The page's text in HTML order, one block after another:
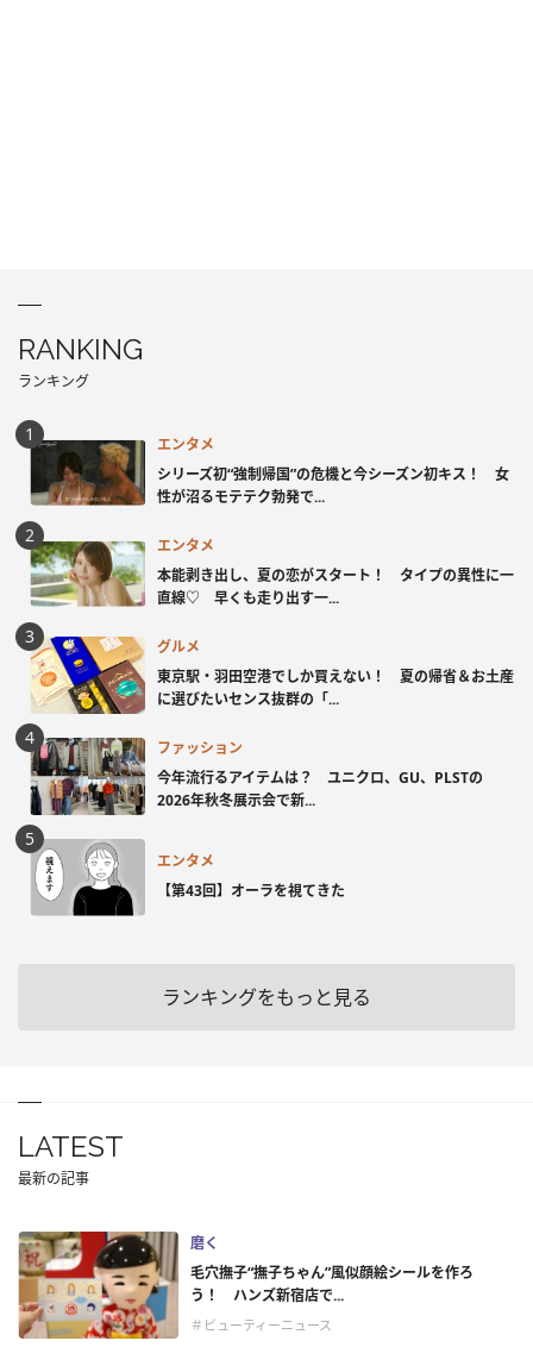
RANKING
ランキング
エンタメ
シリーズ初“強制帰国”の危機と今シーズン初キス！ 女
性が沼るモテテク勃発で...
エンタメ
本能剥き出し、夏の恋がスタート！ タイプの異性に一
直線♡ 早くも走り出す一...
グルメ
東京駅・羽田空港でしか買えない！ 夏の帰省＆お土産
に選びたいセンス抜群の「...
ファッション
今年流行るアイテムは？ ユニクロ、GU、PLSTの
2026年秋冬展示会で新...
エンタメ
【第43回】オーラを視てきた
ランキングをもっと見る
LATEST
最新の記事
磨く
毛穴撫子“撫子ちゃん”風似顔絵シールを作ろ
う！ ハンズ新宿店で...
＃ビューティーニュース